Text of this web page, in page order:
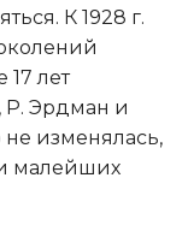
К 1928 г.
17 лет
Р. Эрдман и
не изменялась,
малейших